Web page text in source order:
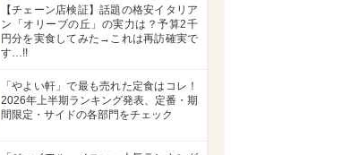
【チェーン店検証】話題の格安イタリア
ン「オリーブの丘」の実力は？予算2千
円分を実食してみた→これは再訪確実で
す…!!
「やよい軒」で最も売れた定食はコレ！
2026年上半期ランキング発表、定番・期
間限定・サイドの各部門をチェック